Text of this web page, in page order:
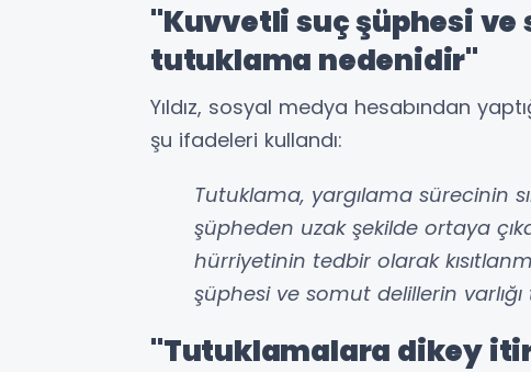
"Kuvvetli suç şüphesi ve
tutuklama nedenidir"
Yıldız, sosyal medya hesabından
şu ifadeleri kullandı:
Tutuklama, yargılama sürecinin
şüpheden uzak şekilde ortaya
hürriyetinin tedbir olarak
şüphesi ve somut delillerin
"Tutuklamalara dikey